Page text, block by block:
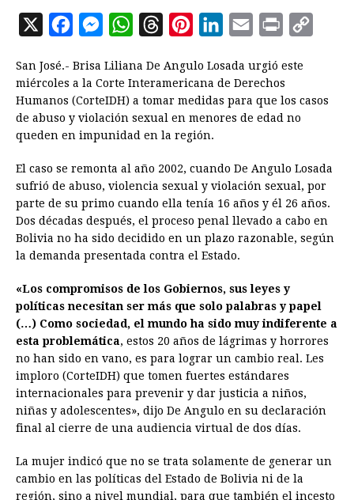
X
c
e
b
o
o
k
M
s
s
e
n
g
e
W
a
t
s
A
p
p
r
e
a
d
s
n
t
e
r
e
s
n
k
e
I
n
a
l
i
n
t
y
n
k
San José.- Brisa Liliana De Angulo Losada urgió este
miércoles a la Corte Interamericana de Derechos
Humanos (CorteIDH) a tomar medidas para que los casos
de abuso y violación sexual en menores de edad no
queden en impunidad en la región.
El caso se remonta al año 2002, cuando De Angulo Losada
sufrió de abuso, violencia sexual y violación sexual, por
parte de su primo cuando ella tenía 16 años y él 26 años.
Dos décadas después, el proceso penal llevado a cabo en
Bolivia no ha sido decidido en un plazo razonable, según
la demanda presentada contra el Estado.
«Los compromisos de los Gobiernos, sus leyes y
políticas necesitan ser más que solo palabras y papel
(…) Como sociedad, el mundo ha sido muy indiferente a
esta problemática, estos 20 años de lágrimas y horrores
no han sido en vano, es para lograr un cambio real. Les
imploro (CorteIDH) que tomen fuertes estándares
internacionales para prevenir y dar justicia a niños,
niñas y adolescentes», dijo De Angulo en su declaración
final al cierre de una audiencia virtual de dos días.
La mujer indicó que no se trata solamente de generar un
cambio en las políticas del Estado de Bolivia ni de la
región, sino a nivel mundial, para que también el incesto